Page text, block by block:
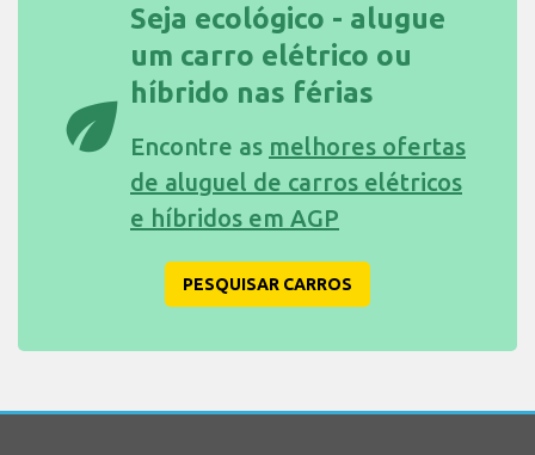
eco
Seja ecológico - alugue
um carro elétrico ou
híbrido nas férias
Encontre as melhores ofertas
de aluguel de carros elétricos
e híbridos em AGP
PESQUISAR CARROS